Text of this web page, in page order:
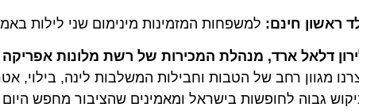
ראשון חינם:למשפחות המזמינות מינימום שני לילות
דלאל ארד, מנהלת המכירות של רשת מלונות אפריקה
מגוון רחב של הטבות וחבילות המשלבות לינה, בילוי,
גבוה לחופשות בישראל ומאמינים שהציבור מחפש היום